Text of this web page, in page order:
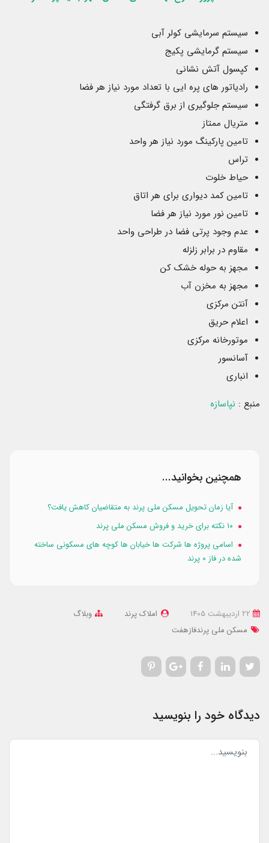
سیستم سرمایشی کولر آبی
سیستم گرمایشی پکیج
کپسول آتش نشانی
رادیاتور های پره ایی با تعداد مورد نیاز هر فضا
سیستم جلوگیری از برق گرفتگی
متریال ممتاز
تامین پارکینگ مورد نیاز هر واحد
تراس
حیاط خلوت
تامین کمد دیواری برای هر اتاق
تامین نور مورد نیاز هر فضا
عدم وجود پرتی فضا در طراحی واحد
مقاوم در برابر زلزله
مجهز به حوله خشک کن
مجهز به مخزن آب
آنتن مرکزی
اعلام حریق
موتورخانه مرکزی
آسانسور
انباری
منبع : نپاسازه
همچنین بخوانید...
آیا زمان تحویل مسکن ملی پرند به متقاضیان کاهش یافت؟
اسامی پروژه ها شرکت ها خیابان ها کوچه های مسکونی ساخته
شده در فاز ۰ پرند
املاک پرند
وبلاگ
مسکن ملی پرندفازهفت
دیدگاه خود را بنویسید